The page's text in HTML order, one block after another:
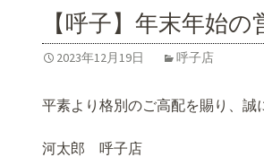
o
k
【呼子】年末年始
2023年12月19日 呼子店
平素より格別のご高配を賜り、誠
河太郎 呼子店